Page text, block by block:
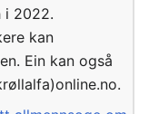
i 2022.
kan
Ein kan også